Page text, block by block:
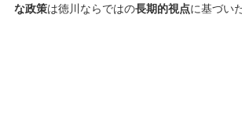
な政策は徳川ならではの長期的視点に基づい